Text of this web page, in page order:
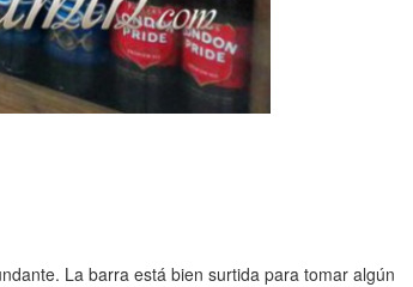
La barra está bien surtida para tomar algún